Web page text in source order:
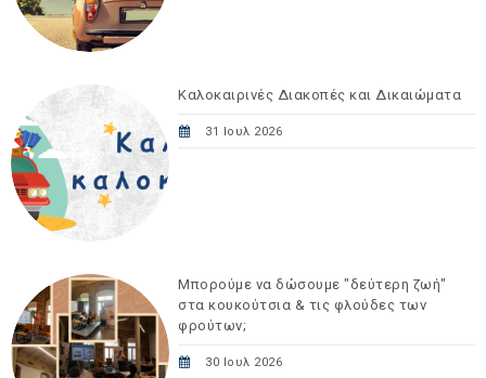
Καλοκαιρινές Διακοπές και Δικαιώματα
31 Ιουλ 2026
Μπορούμε να δώσουμε "δεύτερη ζωή"
στα κουκούτσια & τις φλούδες των
φρούτων;
30 Ιουλ 2026